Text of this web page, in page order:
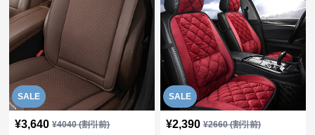
SALE
¥3,640 ¥4040(割引前)
SALE
¥2,390 ¥2660(割引前)